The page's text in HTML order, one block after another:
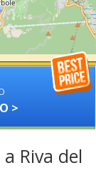
>
Riva del